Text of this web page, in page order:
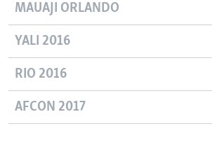
MAUAJI ORLANDO
YALI 2016
RIO 2016
AFCON 2017